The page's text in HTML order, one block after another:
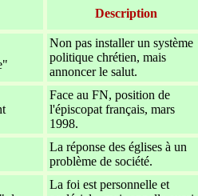
Description
Non pas installer un système
politique chrétien, mais
annoncer le salut.
Face au FN, position de
l'épiscopat français, mars
1998.
La réponse des églises à un
problème de société.
La foi est personnelle et